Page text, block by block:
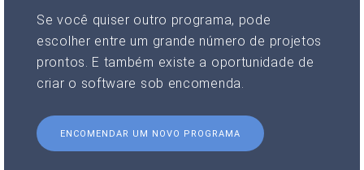
Se você quiser outro programa, pode
escolher entre um grande número de projetos
prontos. E também existe a oportunidade de
criar o software sob encomenda.
ENCOMENDAR UM NOVO PROGRAMA